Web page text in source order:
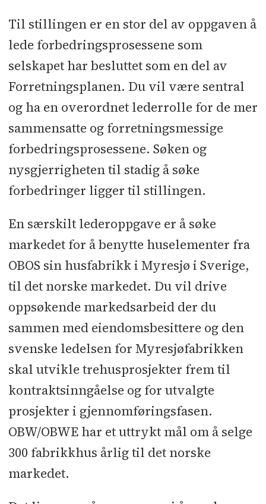
Til stillingen er en stor del av oppgaven å
lede forbedringsprosessene som
selskapet har besluttet som en del av
Forretningsplanen. Du vil være sentral
og ha en overordnet lederrolle for de mer
sammensatte og forretningsmessige
forbedringsprosessene. Søken og
nysgjerrigheten til stadig å søke
forbedringer ligger til stillingen.
En særskilt lederoppgave er å søke
markedet for å benytte huselementer fra
OBOS sin husfabrikk i Myresjø i Sverige,
til det norske markedet. Du vil drive
oppsøkende markedsarbeid der du
sammen med eiendomsbesittere og den
svenske ledelsen for Myresjøfabrikken
skal utvikle trehusprosjekter frem til
kontraktsinngåelse og for utvalgte
prosjekter i gjennomføringsfasen.
OBW/OBWE har et uttrykt mål om å selge
300 fabrikkhus årlig til det norske
markedet.